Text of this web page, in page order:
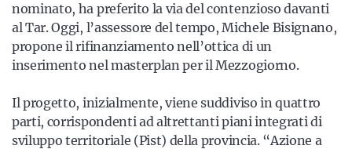
nominato, ha preferito la via del contenzioso davanti
al Tar. Oggi, l’assessore del tempo, Michele Bisignano,
propone il rifinanziamento nell’ottica di un
inserimento nel masterplan per il Mezzogiorno.
Il progetto, inizialmente, viene suddiviso in quattro
parti, corrispondenti ad altrettanti piani integrati di
sviluppo territoriale (Pist) della provincia. “Azione a